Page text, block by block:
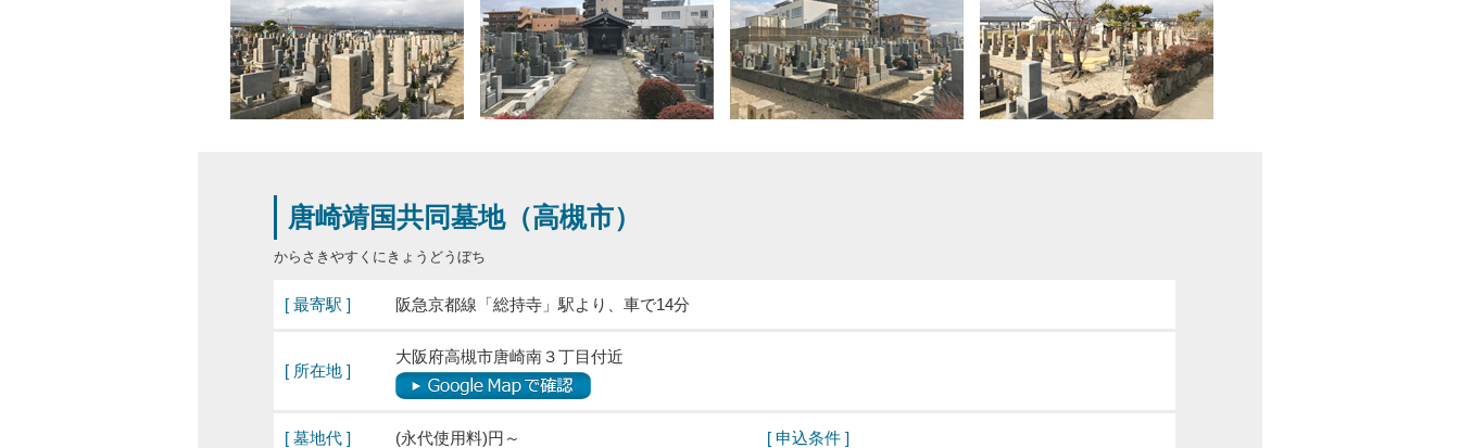
唐崎靖国共同墓地（高槻市）
からさきやすくにきょうどうぼち
[ 最寄駅 ] 阪急京都線「総持寺」駅より、車で14分
[ 所在地 ]
大阪府高槻市唐崎南３丁目付近
[ 墓地代 ] (永代使用料)円～ [ 申込条件 ]